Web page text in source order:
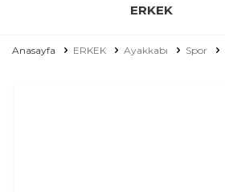
ERKEK
Anasayfa ERKEK Ayakkabı Spor